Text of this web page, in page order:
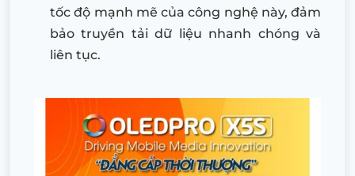
tốc độ mạnh mẽ của công nghệ này, đảm
bảo truyền tải dữ liệu nhanh chóng và
liên tục.